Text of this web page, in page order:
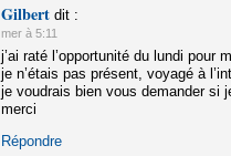
Gilbert dit :
mer à 5:11
j’ai raté l’opportunité du lundi pour
je n’étais pas présent, voyagé à
je voudrais bien vous demander si
merci
Répondre